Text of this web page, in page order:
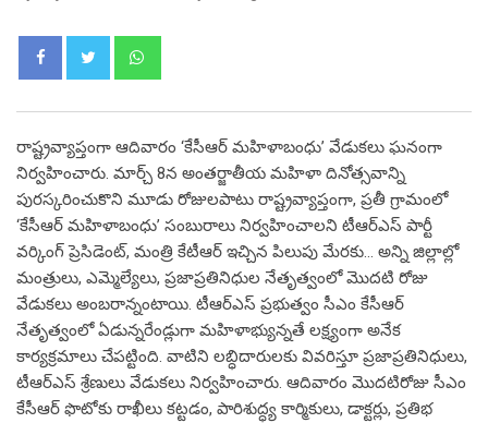
రాష్ట్రవ్యాప్తంగా ఆదివారం ‘కేసీఆర్‌ మహిళాబంధు’ వేడుకలు ఘనంగా
నిర్వహించారు. మార్చ్ 8న అంతర్జాతీయ మహిళా దినోత్సవాన్ని
పురస్కరించుకొని మూడు రోజులపాటు రాష్ట్రవ్యాప్తంగా, ప్రతీ గ్రామంలో
‘కేసీఆర్ మహిళాబంధు’ సంబురాలు నిర్వహించాలని టీఆర్‌ఎస్‌ పార్టీ
వర్కింగ్‌ ప్రెసిడెంట్‌, మంత్రి కేటీఆర్‌ ఇచ్చిన పిలుపు మేరకు… అన్ని జిల్లాల్లో
మంత్రులు, ఎమ్మెల్యేలు, ప్రజాప్రతినిధుల నేతృత్వంలో మొదటి రోజు
వేడుకలు అంబరాన్నంటాయి. టీఆర్‌ఎస్‌ ప్రభుత్వం సీఎం కేసీఆర్‌
నేతృత్వంలో ఏడున్నరేండ్లుగా మహిళాభ్యున్నతే లక్ష్యంగా అనేక
కార్యక్రమాలు చేపట్టింది. వాటిని లబ్ధిదారులకు వివరిస్తూ ప్రజాప్రతినిధులు,
టీఆర్‌ఎస్‌ శ్రేణులు వేడుకలు నిర్వహించారు. ఆదివారం మొదటిరోజు సీఎం
కేసీఆర్‌ ఫొటోకు రాఖీలు కట్టడం, పారిశుద్ధ్య కార్మికులు, డాక్టర్లు, ప్రతిభ